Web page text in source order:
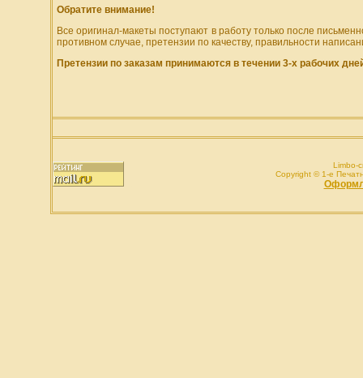
Обратите внимание!
Все оригинал-макеты поступают в работу только после
противном случае, претензии по качеству, правильности
Претензии по заказам принимаются в течении 3-х рабочих
Limbo-
Copyright © 1-e